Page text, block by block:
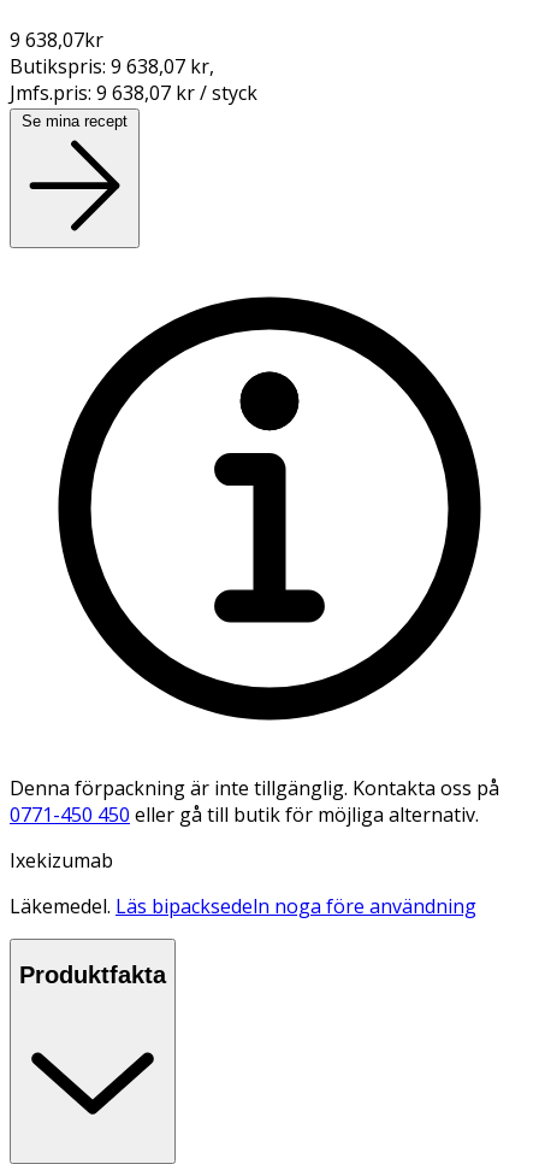
9 638,07kr
Butikspris: 9 638,07 kr,
Jmfs.pris: 9 638,07 kr / styck
Se mina recept
Denna förpackning är inte tillgänglig. Kontakta oss på
0771-450 450 eller gå till butik för möjliga alternativ.
Ixekizumab
Läkemedel. Läs bipacksedeln noga före användning
Produktfakta